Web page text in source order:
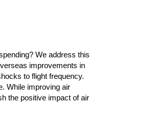
We address this
improvements in
to flight frequency.
While improving air
the positive impact of air